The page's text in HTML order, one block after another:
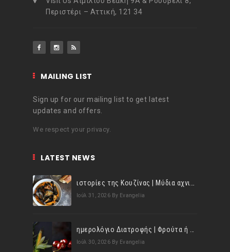
Περιστέρι – Αττική, 121 34
MAILING LIST
Sign up for our mailing list to get latest
updates and offers.
We respect your privacy.
LATEST NEWS
ιστορίες της Κουζίνας | Μύδια αχνιστά σβησμένα με λευκό κρασί!
Ιούλ 31, 2026 By Evangelia
ημερολόγιο Διατροφής | Φρούτα ή λαχανικά; Γνωρίζεις τη διαφορά;
Ιούλ 30, 2026 By Evangelia